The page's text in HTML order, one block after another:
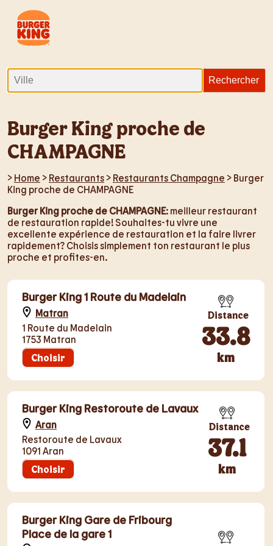
Burger King proche de
CHAMPAGNE
> Home > Restaurants > Restaurants Champagne > Burger
King proche de CHAMPAGNE
Burger King proche de CHAMPAGNE: meilleur restaurant
de restauration rapide! Souhaites-tu vivre une
excellente expérience de restauration et la faire livrer
rapidement? Choisis simplement ton restaurant le plus
proche et profites-en.
Burger King 1 Route du Madelain
Matran
1 Route du Madelain
1753 Matran
Choisir
Distance
33.8
km
Burger King Restoroute de Lavaux
Aran
Restoroute de Lavaux
1091 Aran
Choisir
Distance
37.1
km
Burger King Gare de Fribourg
Place de la gare 1